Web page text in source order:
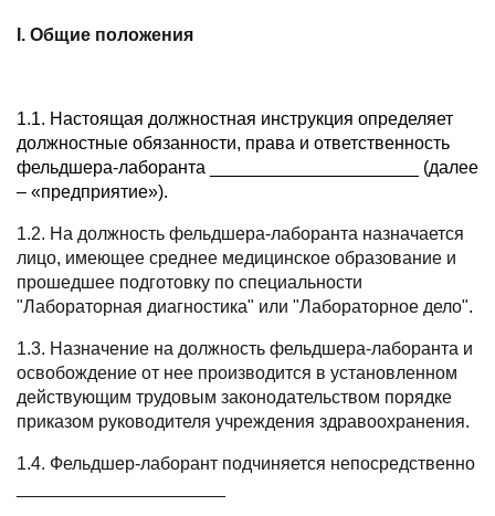
I. Общие положения
1.1. Настоящая должностная инструкция определяет
должностные обязанности, права и ответственность
фельдшера-лаборанта _____________________ (далее
– «предприятие»).
1.2. На должность фельдшера-лаборанта назначается
лицо, имеющее среднее медицинское образование и
прошедшее подготовку по специальности
"Лабораторная диагностика" или "Лабораторное дело".
1.3. Назначение на должность фельдшера-лаборанта и
освобождение от нее производится в установленном
действующим трудовым законодательством порядке
приказом руководителя учреждения здравоохранения.
1.4. Фельдшер-лаборант подчиняется непосредственно